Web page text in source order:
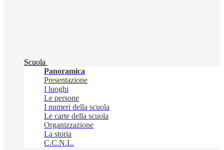
Scuola
Panoramica
Presentazione
I luoghi
Le persone
I numeri della scuola
Le carte della scuola
Organizzazione
La storia
C.C.N.L.